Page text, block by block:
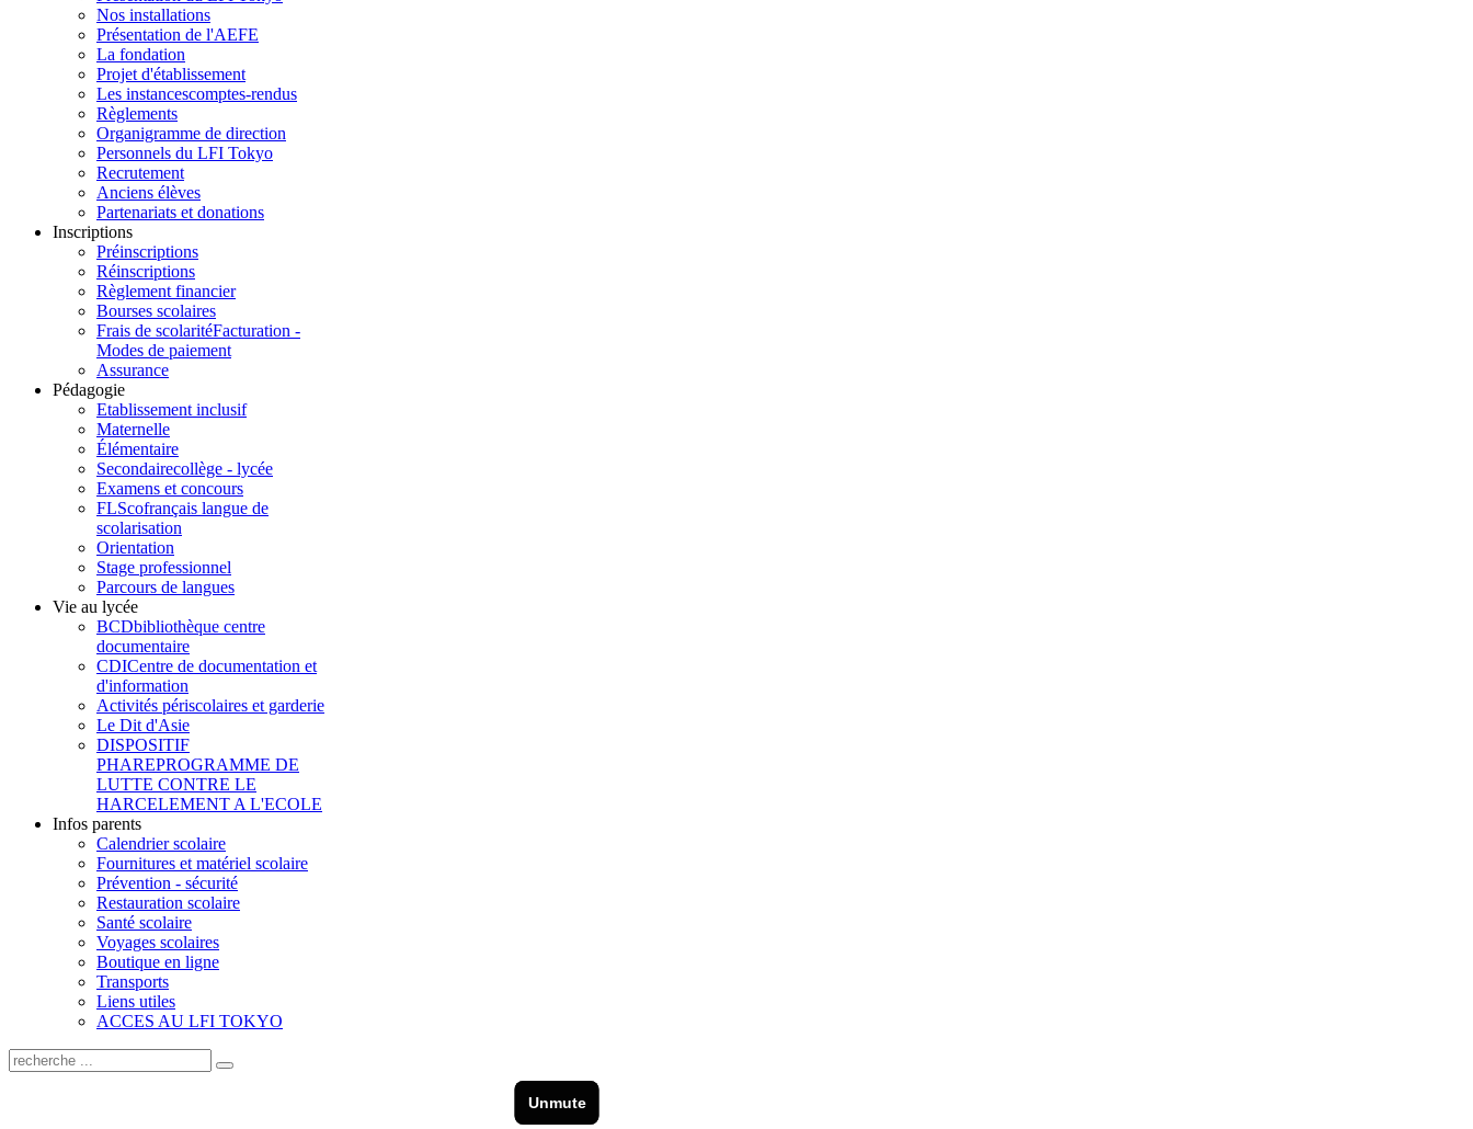
Nos installations
Présentation de l'AEFE
La fondation
Projet d'établissement
Les instancescomptes-rendus
Règlements
Organigramme de direction
Personnels du LFI Tokyo
Recrutement
Anciens élèves
Partenariats et donations
Inscriptions
Préinscriptions
Réinscriptions
Règlement financier
Bourses scolaires
Frais de scolaritéFacturation -
Modes de paiement
Assurance
Pédagogie
Etablissement inclusif
Maternelle
Élémentaire
Secondairecollège - lycée
Examens et concours
FLScofrançais langue de
scolarisation
Orientation
Stage professionnel
Parcours de langues
Vie au lycée
BCDbibliothèque centre
documentaire
CDICentre de documentation et
d'information
Activités périscolaires et garderie
Le Dit d'Asie
DISPOSITIF
PHAREPROGRAMME DE
LUTTE CONTRE LE
HARCELEMENT A L'ECOLE
Infos parents
Calendrier scolaire
Fournitures et matériel scolaire
Prévention - sécurité
Restauration scolaire
Santé scolaire
Voyages scolaires
Boutique en ligne
Transports
Liens utiles
ACCES AU LFI TOKYO